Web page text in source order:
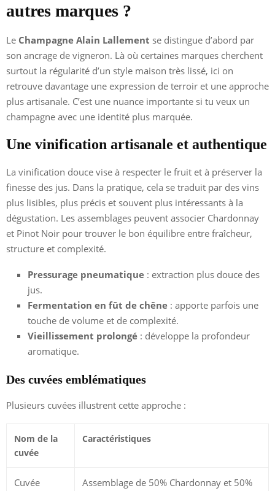
autres marques ?
Le Champagne Alain Lallement se distingue d’abord par
son ancrage de vigneron. Là où certaines marques cherchent
surtout la régularité d’un style maison très lissé, ici on
retrouve davantage une expression de terroir et une approche
plus artisanale. C’est une nuance importante si tu veux un
champagne avec une identité plus marquée.
Une vinification artisanale et authentique
La vinification douce vise à respecter le fruit et à préserver la
finesse des jus. Dans la pratique, cela se traduit par des vins
plus lisibles, plus précis et souvent plus intéressants à la
dégustation. Les assemblages peuvent associer Chardonnay
et Pinot Noir pour trouver le bon équilibre entre fraîcheur,
structure et complexité.
Pressurage pneumatique : extraction plus douce des
jus.
Fermentation en fût de chêne : apporte parfois une
touche de volume et de complexité.
Vieillissement prolongé : développe la profondeur
aromatique.
Des cuvées emblématiques
Plusieurs cuvées illustrent cette approche :
Nom de la
cuvée
Caractéristiques
Cuvée
Assemblage de 50% Chardonnay et 50%